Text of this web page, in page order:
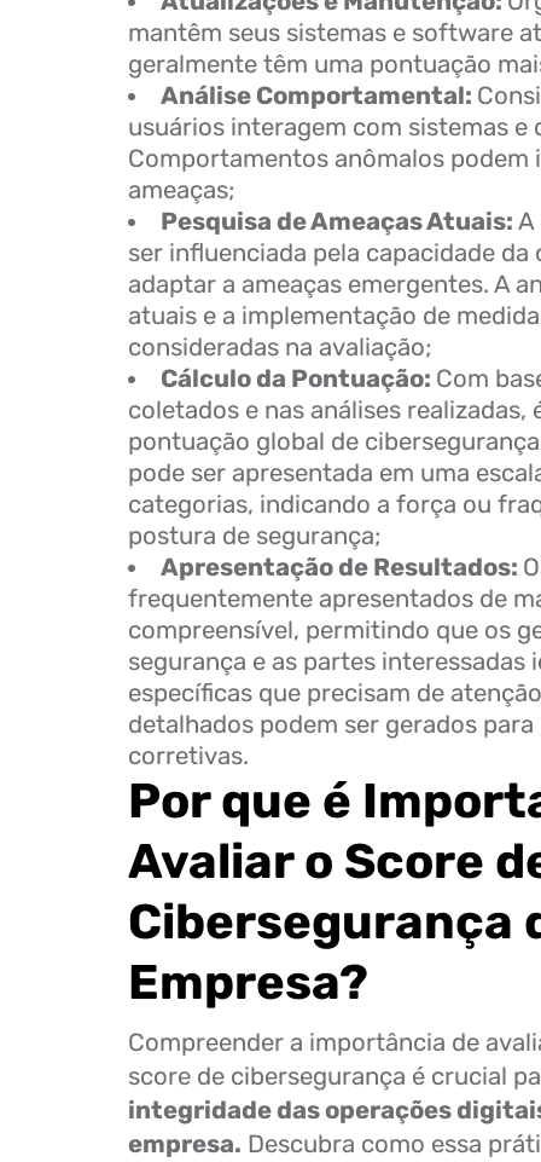
mantêm seus sistemas e software
geralmente têm uma pontuação
Análise Comportamental:
usuários interagem com sistemas e
Comportamentos anômalos podem
ameaças;
Pesquisa de Ameaças Atuais: A
ser influenciada pela capacidade da
adaptar a ameaças emergentes. A
atuais e a implementação de
consideradas na avaliação;
Cálculo da Pontuação: Com
coletados e nas análises realizadas,
pontuação global de
pode ser apresentada em uma
categorias, indicando a força ou
postura de segurança;
Apresentação de Resultados:
frequentemente apresentados de
compreensível, permitindo que os
segurança e as partes interessadas
específicas que precisam de
detalhados podem ser gerados
corretivas.
Por que é
Avaliar o Score
Cibersegurança
Empresa?
Compreender a importância de
score de cibersegurança é crucial
integridade das operações
empresa. Descubra como essa